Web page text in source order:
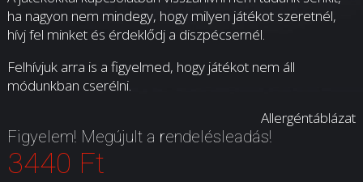
ha nagyon nem mindegy, hogy milyen játékot szeretnél,
hívj fel minket és érdeklődj a diszpécsernél.
Felhívjuk arra is a figyelmed, hogy játékot nem áll
módunkban cserélni.
Allergéntáblázat
Figyelem! Megújult a rendelésleadás!
3440 Ft